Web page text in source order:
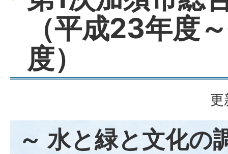
（平成23年度
度）
更
～ 水と緑と文化の